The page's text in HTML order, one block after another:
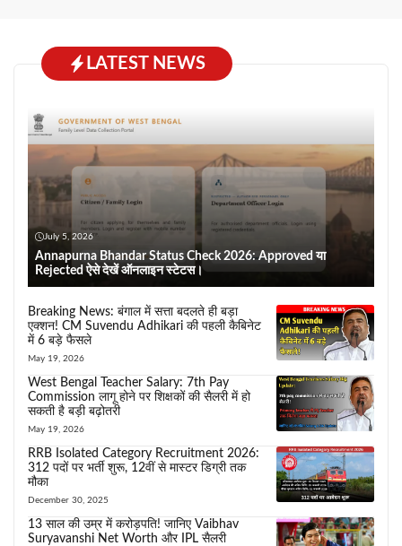
LATEST NEWS
July 5, 2026
Annapurna Bhandar Status Check 2026: Approved या
Rejected ऐसे देखें ऑनलाइन स्टेटस।
Breaking News: बंगाल में सत्ता बदलते ही बड़ा
एक्शन! CM Suvendu Adhikari की पहली कैबिनेट
में 6 बड़े फैसले
May 19, 2026
West Bengal Teacher Salary: 7th Pay
Commission लागू होने पर शिक्षकों की सैलरी में हो
सकती है बड़ी बढ़ोतरी
May 19, 2026
RRB Isolated Category Recruitment 2026:
312 पदों पर भर्ती शुरू, 12वीं से मास्टर डिग्री तक
मौका
December 30, 2025
13 साल की उम्र में करोड़पति! जानिए Vaibhav
Suryavanshi Net Worth और IPL सैलरी